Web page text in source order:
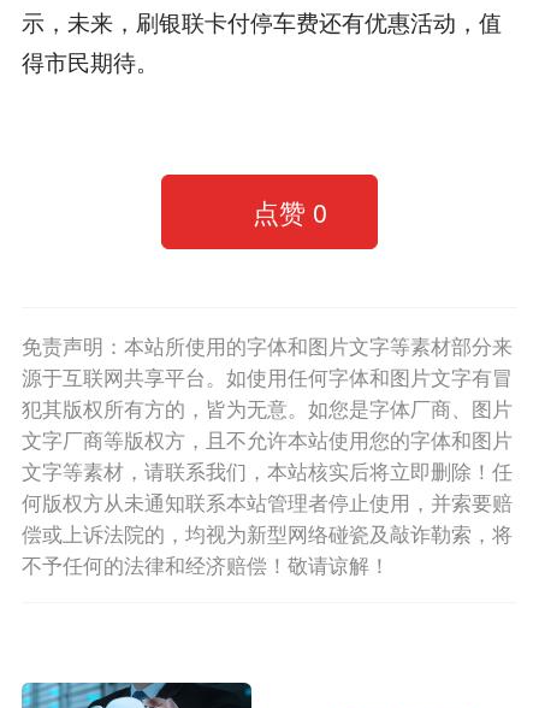
示，未来，刷银联卡付停车费还有优惠活动，值
得市民期待。
点赞 0
免责声明：本站所使用的字体和图片文字等素材部分来
源于互联网共享平台。如使用任何字体和图片文字有冒
犯其版权所有方的，皆为无意。如您是字体厂商、图片
文字厂商等版权方，且不允许本站使用您的字体和图片
文字等素材，请联系我们，本站核实后将立即删除！任
何版权方从未通知联系本站管理者停止使用，并索要赔
偿或上诉法院的，均视为新型网络碰瓷及敲诈勒索，将
不予任何的法律和经济赔偿！敬请谅解！